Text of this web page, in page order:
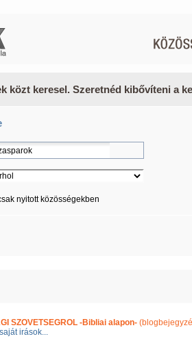
közt keresel. Szeretnéd kibővíteni a
nyitott közösségekben
SZOVETSEGROL -Bibliai alapon-
irások...